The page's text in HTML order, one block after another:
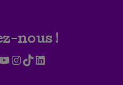
nous !
Instagram
TikTokLinkedIn